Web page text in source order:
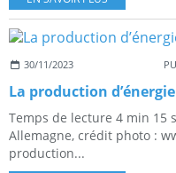
30/11/2023
La production
Temps de lecture 4 min 15
Allemagne, crédit photo :
production...